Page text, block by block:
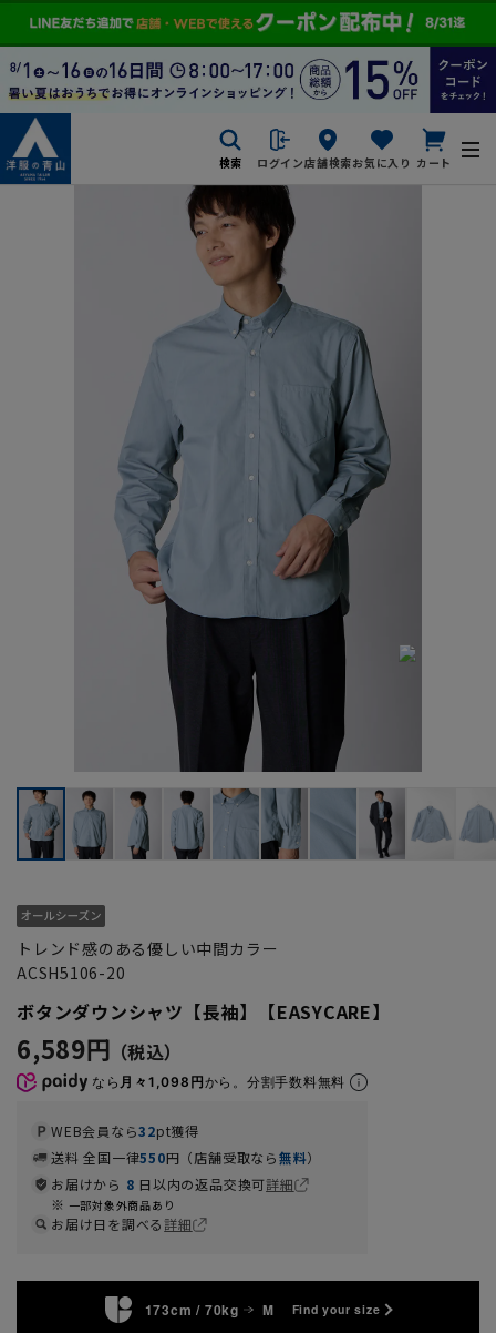
検索 ログイン店舗検索お気に入り カート
トレンド感のある優しい中間カラー
ACSH5106-20
ボタンダウンシャツ【長袖】【EASYCARE】
6,589円
なら 月々1,098円から。分割手数料無料
WEB会員なら32pt獲得
送料 全国一律550円（店舗受取なら無料）
お届けから 8 日以内の返品交換可詳細
一部対象外商品あり
お届け日を調べる詳細
173cm / 70kg M Find your size